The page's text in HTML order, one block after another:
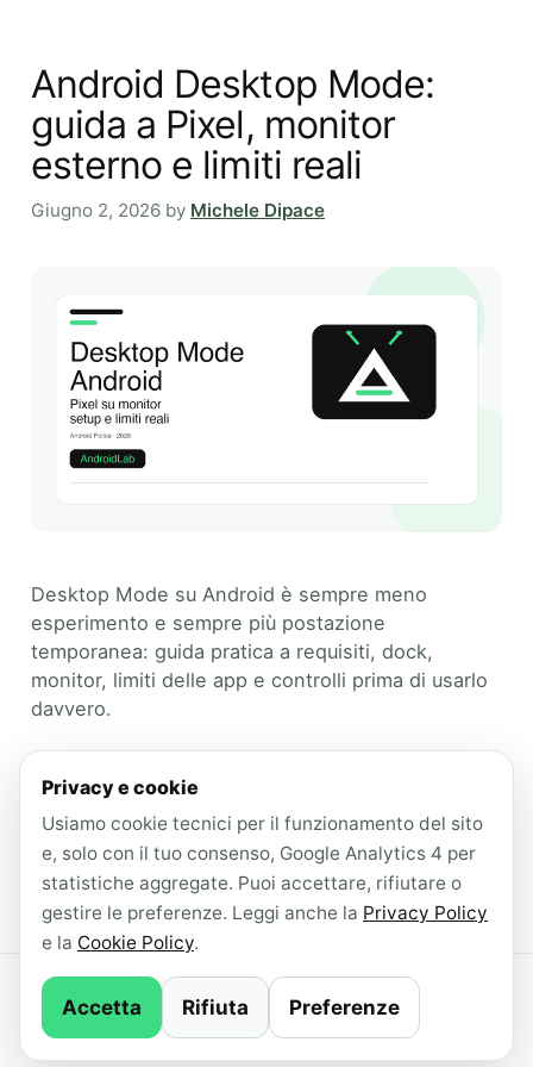
Android Desktop Mode:
guida a Pixel, monitor
esterno e limiti reali
Giugno 2, 2026 by Michele Dipace
Desktop Mode su Android è sempre meno
esperimento e sempre più postazione
temporanea: guida pratica a requisiti, dock,
monitor, limiti delle app e controlli prima di usarlo
davvero.
Guide Tecniche
Tags
Android Desktop Mode , guida Android
,
monitor esterno
, Pixel ,
USB-C
Leave a comment
© 2026 AndroidLab · Contenuti redatti con il
supporto di IA ·Newsletter·Privacy Policy
Cookie Policy·Gestisci consenso
Privacy e cookie
Usiamo cookie tecnici per il funzionamento del sito
e, solo con il tuo consenso, Google Analytics 4 per
statistiche aggregate. Puoi accettare, rifiutare o
gestire le preferenze. Leggi anche la Privacy Policy
e la Cookie Policy.
Accetta Rifiuta Preferenze